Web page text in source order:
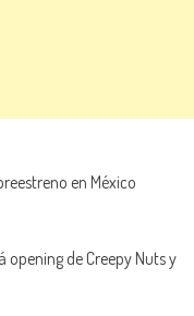
en México
de Creepy Nuts y